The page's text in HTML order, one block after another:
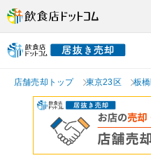
店舗売却トップ 東京23区 板